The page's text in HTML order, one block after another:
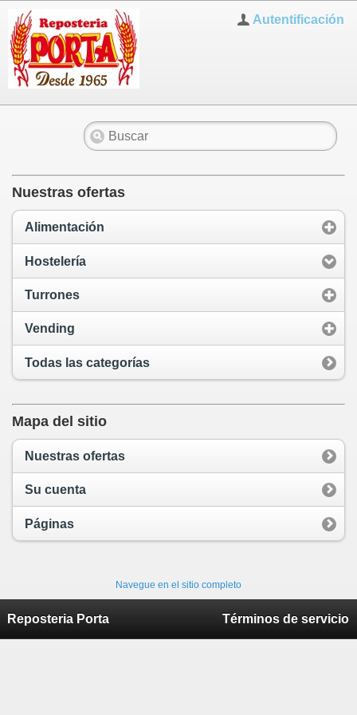
Autentificación
Nuestras ofertas
Alimentación
Hostelería
Turrones
Vending
Todas las categorías
Mapa del sitio
Nuestras ofertas
Su cuenta
Páginas
Navegue en el sitio completo
Reposteria Porta Términos de servicio